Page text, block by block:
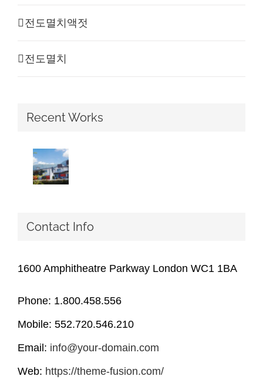
전도멸치액젓
전도멸치
Recent Works
Contact Info
1600 Amphitheatre Parkway London WC1 1BA
Phone: 1.800.458.556
Mobile: 552.720.546.210
Email: info@your-domain.com
Web: https://theme-fusion.com/